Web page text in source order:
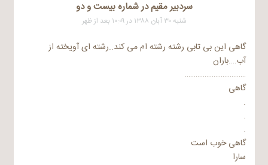
سردبیر مقیم در شماره بیست و دو
شنبه ۳۰ آبان ۱۳۸۸ در ۱۰:۰۹ بعد از ظهر
گاهی این بی تابی رشته رشته ام می کند..رشته ای آویخته از
آب….باران
…………………………….
گاهی
.
.
.
گاهی خوب است
سارا